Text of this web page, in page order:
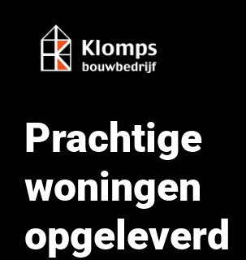
Prachtige
woningen
opgeleverd